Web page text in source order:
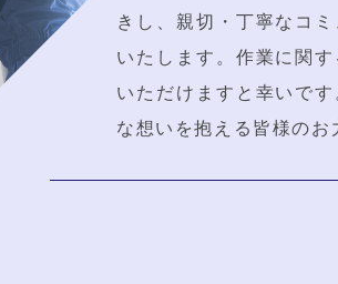
きし、親切・丁寧なコ
いたします。作業に関
いただけますと幸いで
な想いを抱える皆様のお